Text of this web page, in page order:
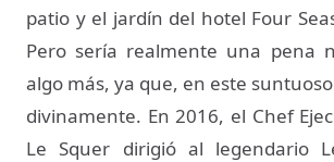
patio y el jardín del hotel Four
Pero sería realmente una pena
algo más, ya que, en este
divinamente. En 2016, el Chef
Le Squer dirigió al legendario